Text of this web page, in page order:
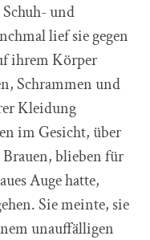
und
lief sie gegen
ihrem Körper
Schrammen und
Kleidung
im Gesicht, über
blieben für
Auge hatte,
Sie meinte, sie
unauffälligen